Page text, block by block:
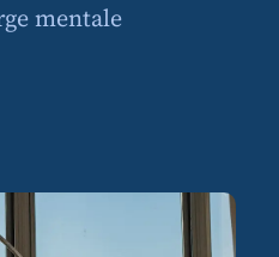
mentale